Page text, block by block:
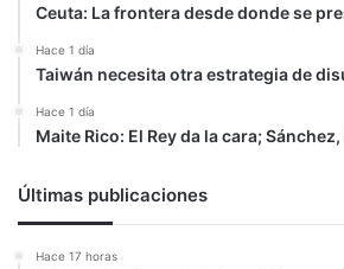
Ceuta: La frontera desde donde se
Hace 1 día
Taiwán necesita otra estrategia de
Hace 1 día
Maite Rico: El Rey da la cara;
Últimas publicaciones
Hace 17 horas